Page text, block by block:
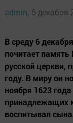
admin, 6 декабря
В среду 6
почитает
русской церкви,
году. В миру он
ноября 1623
принадлежащих
воспитывал